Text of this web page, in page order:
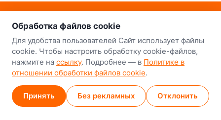
о нас
Наш склад-магазин:
Минск
8-й Путепроводный переулок, 5
GPS53.924752, 27.489820
Карта проезда
Обработка файлов cookie
Для удобства пользователей Сайт использует файлы
cookie. Чтобы настроить обработку cookie-файлов,
нажмите на ссылку. Подробнее — в Политике в
отношении обработки файлов cookie.
Принять Без рекламных Отклонить